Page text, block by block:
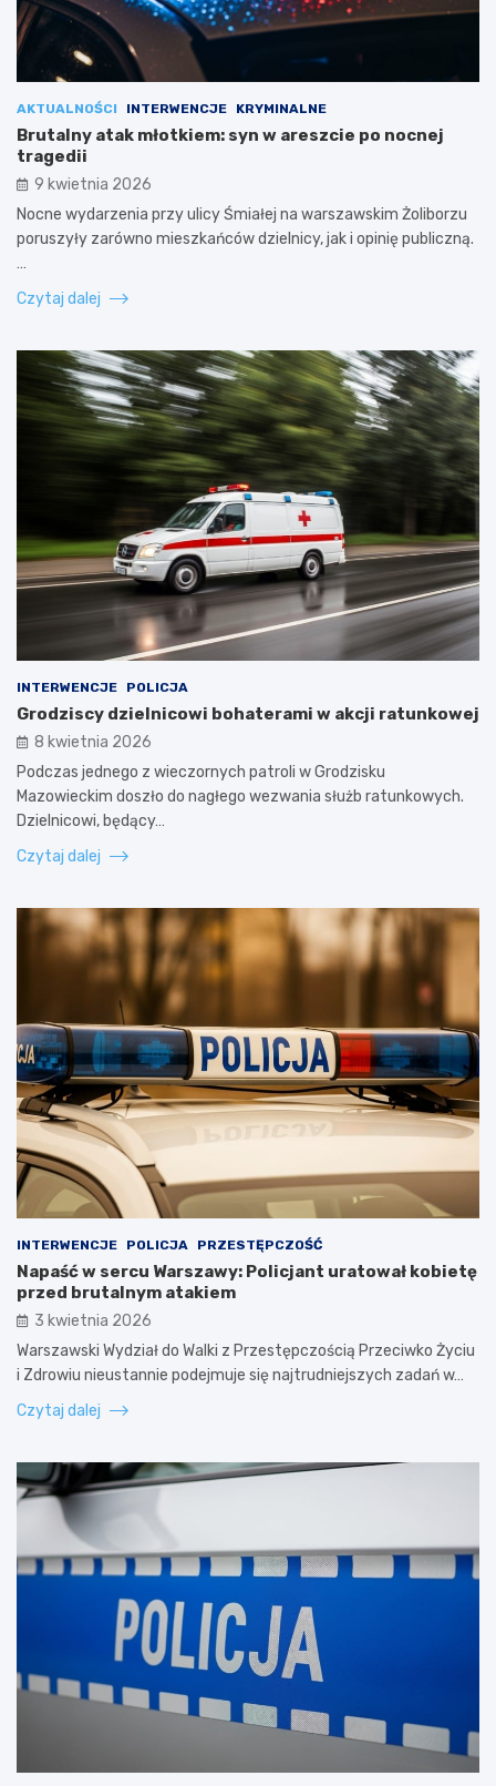
AKTUALNOŚCI INTERWENCJE KRYMINALNE
Brutalny atak młotkiem: syn w areszcie po nocnej
tragedii
9 kwietnia 2026
Nocne wydarzenia przy ulicy Śmiałej na warszawskim Żoliborzu
poruszyły zarówno mieszkańców dzielnicy, jak i opinię publiczną.
…
Czytaj dalej
INTERWENCJE POLICJA
Grodziscy dzielnicowi bohaterami w akcji ratunkowej
8 kwietnia 2026
Podczas jednego z wieczornych patroli w Grodzisku
Mazowieckim doszło do nagłego wezwania służb ratunkowych.
Dzielnicowi, będący…
Czytaj dalej
INTERWENCJE POLICJA PRZESTĘPCZOŚĆ
Napaść w sercu Warszawy: Policjant uratował kobietę
przed brutalnym atakiem
3 kwietnia 2026
Warszawski Wydział do Walki z Przestępczością Przeciwko Życiu
i Zdrowiu nieustannie podejmuje się najtrudniejszych zadań w…
Czytaj dalej